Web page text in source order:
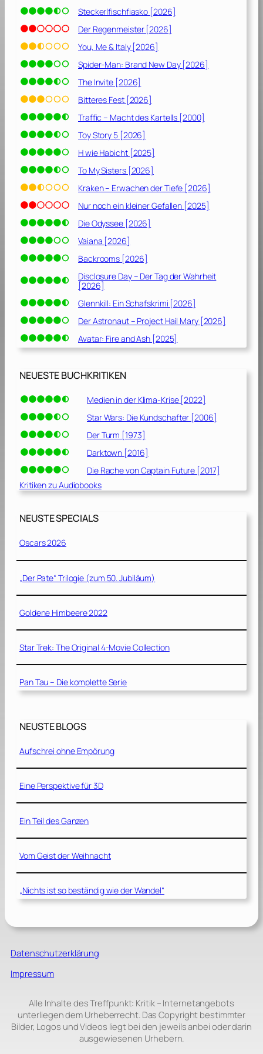
e
K
ö
i
g
r
e
i
c
h
[
2
0
1
]
Steckerlfischfiasko [2026]
Der Regenmeister [2026]
You, Me & Italy [2026]
Spider-Man: Brand New Day [2026]
The Invite [2026]
Bitteres Fest [2026]
Traffic – Macht des Kartells [2000]
Toy Story 5 [2026]
H wie Habicht [2025]
To My Sisters [2026]
Kraken – Erwachen der Tiefe [2026]
Nur noch ein kleiner Gefallen [2025]
Die Odyssee [2026]
Vaiana [2026]
Backrooms [2026]
Disclosure Day – Der Tag der Wahrheit
[2026]
Glennkill: Ein Schafskrimi [2026]
Der Astronaut – Project Hail Mary [2026]
Avatar: Fire and Ash [2025]
NEUESTE BUCHKRITIKEN
Medien in der Klima-Krise [2022]
Star Wars: Die Kundschafter [2006]
Der Turm [1973]
Darktown [2016]
Die Rache von Captain Future [2017]
Kritiken zu Audiobooks
NEUSTE SPECIALS
Oscars 2026
„Der Pate“ Trilogie (zum 50. Jubiläum)
Goldene Himbeere 2022
Star Trek: The Original 4-Movie Collection
Pan Tau – Die komplette Serie
NEUSTE BLOGS
Aufschrei ohne Empörung
Eine Perspektive für 3D
Ein Teil des Ganzen
Vom Geist der Weihnacht
„Nichts ist so beständig wie der Wandel“
Datenschutzerklärung
Impressum
Alle Inhalte des Treffpunkt: Kritik – Internetangebots
unterliegen dem Urheberrecht. Das Copyright bestimmter
Bilder, Logos und Videos liegt bei den jeweils anbei oder darin
ausgewiesenen Urhebern.